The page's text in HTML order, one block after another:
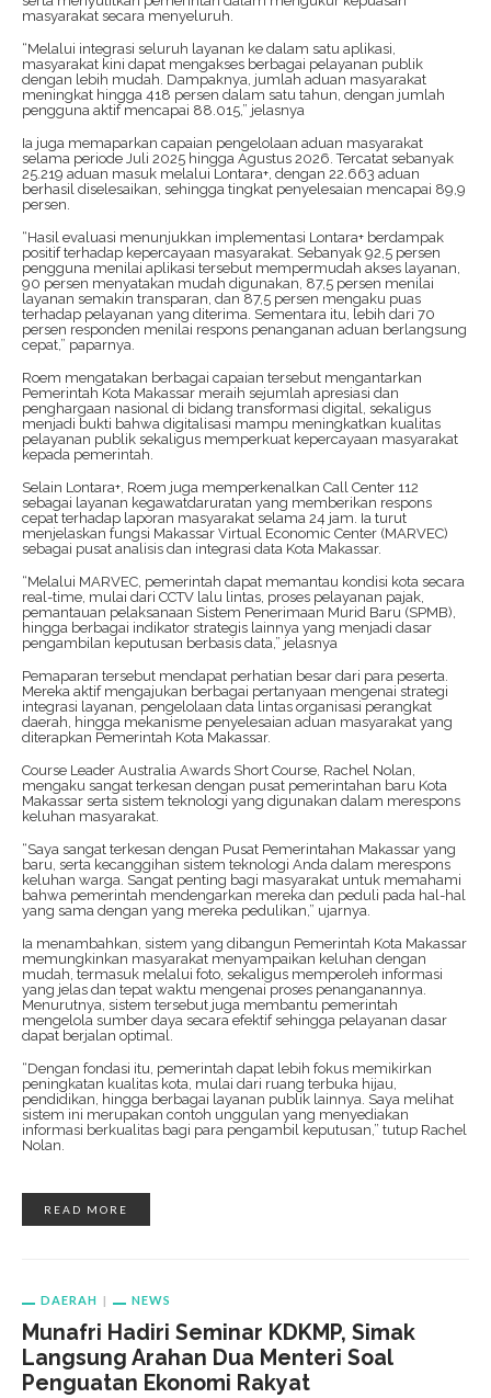
masyarakat secara menyeluruh.
“Melalui integrasi seluruh layanan ke dalam satu aplikasi,
masyarakat kini dapat mengakses berbagai pelayanan publik
dengan lebih mudah. Dampaknya, jumlah aduan masyarakat
meningkat hingga 418 persen dalam satu tahun, dengan jumlah
pengguna aktif mencapai 88.015,” jelasnya
Ia juga memaparkan capaian pengelolaan aduan masyarakat
selama periode Juli 2025 hingga Agustus 2026. Tercatat sebanyak
25.219 aduan masuk melalui Lontara+, dengan 22.663 aduan
berhasil diselesaikan, sehingga tingkat penyelesaian mencapai 89,9
persen.
“Hasil evaluasi menunjukkan implementasi Lontara+ berdampak
positif terhadap kepercayaan masyarakat. Sebanyak 92,5 persen
pengguna menilai aplikasi tersebut mempermudah akses layanan,
90 persen menyatakan mudah digunakan, 87,5 persen menilai
layanan semakin transparan, dan 87,5 persen mengaku puas
terhadap pelayanan yang diterima. Sementara itu, lebih dari 70
persen responden menilai respons penanganan aduan berlangsung
cepat,” paparnya.
Roem mengatakan berbagai capaian tersebut mengantarkan
Pemerintah Kota Makassar meraih sejumlah apresiasi dan
penghargaan nasional di bidang transformasi digital, sekaligus
menjadi bukti bahwa digitalisasi mampu meningkatkan kualitas
pelayanan publik sekaligus memperkuat kepercayaan masyarakat
kepada pemerintah.
Selain Lontara+, Roem juga memperkenalkan Call Center 112
sebagai layanan kegawatdaruratan yang memberikan respons
cepat terhadap laporan masyarakat selama 24 jam. Ia turut
menjelaskan fungsi Makassar Virtual Economic Center (MARVEC)
sebagai pusat analisis dan integrasi data Kota Makassar.
“Melalui MARVEC, pemerintah dapat memantau kondisi kota secara
real-time, mulai dari CCTV lalu lintas, proses pelayanan pajak,
pemantauan pelaksanaan Sistem Penerimaan Murid Baru (SPMB),
hingga berbagai indikator strategis lainnya yang menjadi dasar
pengambilan keputusan berbasis data,” jelasnya
Pemaparan tersebut mendapat perhatian besar dari para peserta.
Mereka aktif mengajukan berbagai pertanyaan mengenai strategi
integrasi layanan, pengelolaan data lintas organisasi perangkat
daerah, hingga mekanisme penyelesaian aduan masyarakat yang
diterapkan Pemerintah Kota Makassar.
Course Leader Australia Awards Short Course, Rachel Nolan,
mengaku sangat terkesan dengan pusat pemerintahan baru Kota
Makassar serta sistem teknologi yang digunakan dalam merespons
keluhan masyarakat.
“Saya sangat terkesan dengan Pusat Pemerintahan Makassar yang
baru, serta kecanggihan sistem teknologi Anda dalam merespons
keluhan warga. Sangat penting bagi masyarakat untuk memahami
bahwa pemerintah mendengarkan mereka dan peduli pada hal-hal
yang sama dengan yang mereka pedulikan,” ujarnya.
Ia menambahkan, sistem yang dibangun Pemerintah Kota Makassar
memungkinkan masyarakat menyampaikan keluhan dengan
mudah, termasuk melalui foto, sekaligus memperoleh informasi
yang jelas dan tepat waktu mengenai proses penanganannya.
Menurutnya, sistem tersebut juga membantu pemerintah
mengelola sumber daya secara efektif sehingga pelayanan dasar
dapat berjalan optimal.
“Dengan fondasi itu, pemerintah dapat lebih fokus memikirkan
peningkatan kualitas kota, mulai dari ruang terbuka hijau,
pendidikan, hingga berbagai layanan publik lainnya. Saya melihat
sistem ini merupakan contoh unggulan yang menyediakan
informasi berkualitas bagi para pengambil keputusan,” tutup Rachel
Nolan.
READ MORE
DAERAH NEWS
Munafri Hadiri Seminar KDKMP, Simak
Langsung Arahan Dua Menteri Soal
Penguatan Ekonomi Rakyat